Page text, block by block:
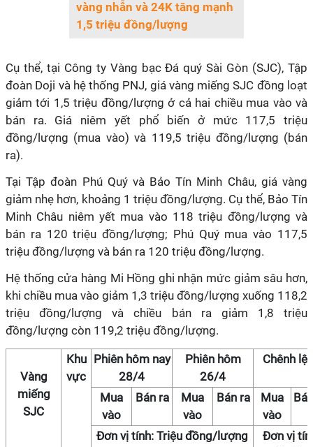
vàng nhẫn và 24K tăng mạnh
1,5 triệu đồng/lượng
Cụ thể, tại Công ty Vàng bạc Đá quý Sài Gòn (SJC), Tập
đoàn Doji và hệ thống PNJ, giá vàng miếng SJC đồng loạt
giảm tới 1,5 triệu đồng/lượng ở cả hai chiều mua vào và
bán ra. Giá niêm yết phổ biến ở mức 117,5 triệu
đồng/lượng (mua vào) và 119,5 triệu đồng/lượng (bán
ra).
Tại Tập đoàn Phú Quý và Bảo Tín Minh Châu, giá vàng
giảm nhẹ hơn, khoảng 1 triệu đồng/lượng. Cụ thể, Bảo Tín
Minh Châu niêm yết mua vào 118 triệu đồng/lượng và
bán ra 120 triệu đồng/lượng; Phú Quý mua vào 117,5
triệu đồng/lượng và bán ra 120 triệu đồng/lượng.
Hệ thống cửa hàng Mi Hồng ghi nhận mức giảm sâu hơn,
khi chiều mua vào giảm 1,3 triệu đồng/lượng xuống 118,2
triệu đồng/lượng và chiều bán ra giảm 1,8 triệu
đồng/lượng còn 119,2 triệu đồng/lượng.
Vàng
miếng
SJC
Khu
vực
Phiên hôm nay
28/4
Phiên hôm
26/4
Chênh
Mua
vào
Bán ra
Mua
vào
Bán ra
Mua
vào
Đơn vị tính: Triệu đồng/lượng
Đơn vị